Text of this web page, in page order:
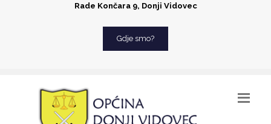
Rade Končara 9, Donji Vidovec
Gdje smo?